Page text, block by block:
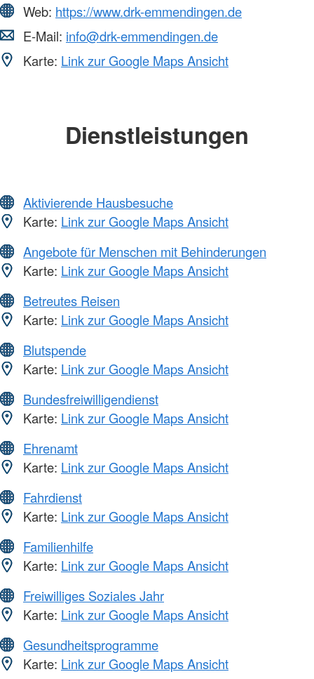
Web: https://www.drk-emmendingen.de
E-Mail: info@drk-emmendingen.de
Karte: Link zur Google Maps Ansicht
Dienstleistungen
Aktivierende Hausbesuche
Karte: Link zur Google Maps Ansicht
Angebote für Menschen mit Behinderungen
Karte: Link zur Google Maps Ansicht
Betreutes Reisen
Karte: Link zur Google Maps Ansicht
Blutspende
Karte: Link zur Google Maps Ansicht
Bundesfreiwilligendienst
Karte: Link zur Google Maps Ansicht
Ehrenamt
Karte: Link zur Google Maps Ansicht
Fahrdienst
Karte: Link zur Google Maps Ansicht
Familienhilfe
Karte: Link zur Google Maps Ansicht
Freiwilliges Soziales Jahr
Karte: Link zur Google Maps Ansicht
Gesundheitsprogramme
Karte: Link zur Google Maps Ansicht